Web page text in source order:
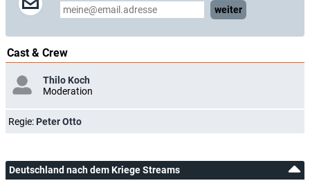
weiter
Cast & Crew
Thilo Koch
Moderation
Regie: Peter Otto
Deutschland nach dem Kriege Streams